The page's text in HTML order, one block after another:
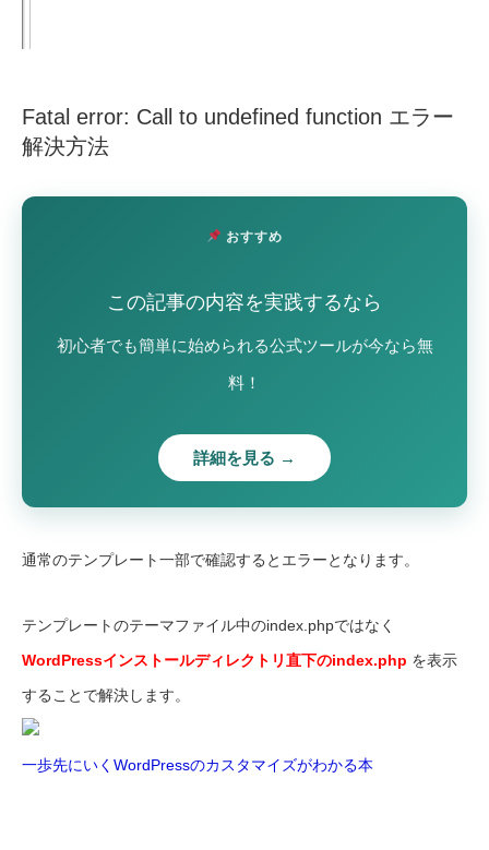
Fatal error: Call to undefined function エラー
解決方法
おすすめ
この記事の内容を実践するなら
初心者でも簡単に始められる公式ツールが今なら無
料！
詳細を見る →
通常のテンプレート一部で確認するとエラーとなります。
テンプレートのテーマファイル中のindex.phpではなく
WordPressインストールディレクトリ直下のindex.php を表示
することで解決します。
一歩先にいくWordPressのカスタマイズがわかる本